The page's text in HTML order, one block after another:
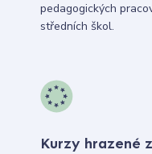
pedagogických
středních škol.
Kurzy hrazené